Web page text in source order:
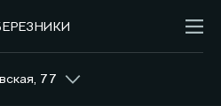
77